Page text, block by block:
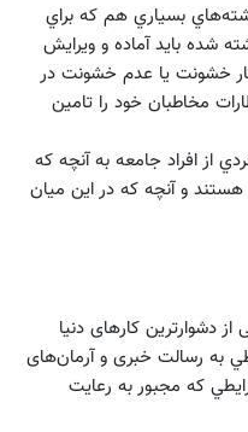
بسياري هم كه براي
شده بايد آماده و ويرايش
خشونت يا عدم خشونت در
مخاطبان خود را تامين
از افراد جامعه به آنچه كه
هستند و آنچه كه در اين ميان
دشوارترین کارهای دنیا
به رسالت خبری و آرمان‌های
كه مجبور به رعایت